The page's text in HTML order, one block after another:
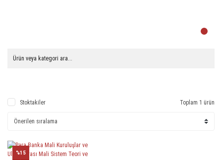
Stoktakiler Toplam 1 ürün
%15